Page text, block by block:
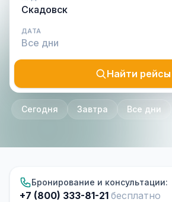
ДАТА
Найти рейсы
Сегодня Завтра Все дни
Бронирование и консультации:
+7 (800) 333-81-21 бесплатно